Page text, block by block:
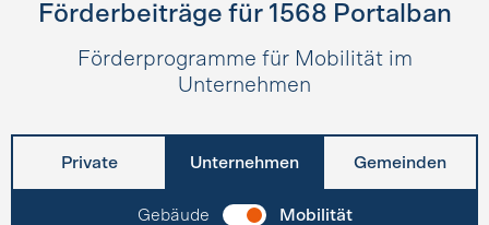
Förderbeiträge für 1568 Portalban
Förderprogramme für Mobilität im
Unternehmen
Private Unternehmen Gemeinden
Gebäude Mobilität